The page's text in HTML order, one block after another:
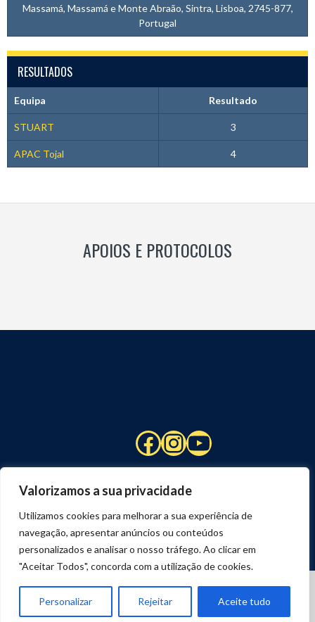
Valorizamos a sua privacidade
Utilizamos cookies para melhorar a sua experiência de
navegação, apresentar anúncios ou conteúdos
personalizados e analisar o nosso tráfego. Ao clicar em
"Aceitar Todos", concorda com a utilização de cookies.
Personalizar Rejeitar Aceite tudo
Massamá, Massamá e Monte Abraão, Sintra, Lisboa, 2745-877,
Portugal
RESULTADOS
Equipa Resultado
STUART 3
APAC Tojal 4
APOIOS E PROTOCOLOS
Facebook
Instagram
YouTube
DESENVOLVIDO POR
JOSEXAVIER.COM